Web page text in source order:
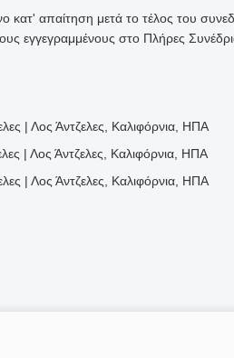
απαίτηση μετά το τέλος του
εγγεγραμμένους στο Πλήρες
| Λος Άντζελες, Καλιφόρνια, ΗΠΑ
| Λος Άντζελες, Καλιφόρνια, ΗΠΑ
| Λος Άντζελες, Καλιφόρνια, ΗΠΑ